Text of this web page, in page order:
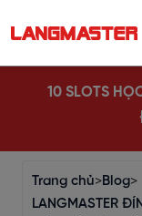
10 SLOTS
Trang chủ>Blog>
LANGMASTER